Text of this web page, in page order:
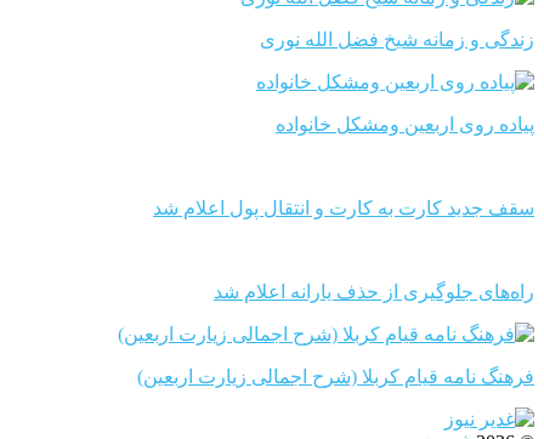
زندگی و زمانه شیخ فضل الله نوری
پیاده روی اربعین ومشکل خانواده
سقف جدید کارت به کارت و انتقال پول اعلام شد
راه‌های جلوگیری از حذف یارانه اعلام شد
فرهنگ نامه قیام کربلا (شرح اجمالی زیارت اربعین)